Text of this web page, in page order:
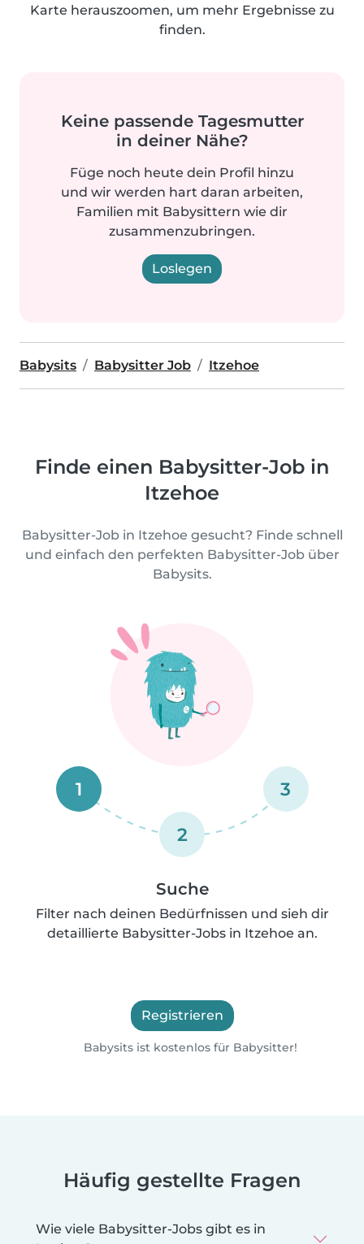
Karte herauszoomen, um mehr Ergebnisse zu
finden.
Keine passende Tagesmutter
in deiner Nähe?
Füge noch heute dein Profil hinzu
und wir werden hart daran arbeiten,
Familien mit Babysittern wie dir
zusammenzubringen.
Loslegen
Babysits Babysitter Job Itzehoe
Finde einen Babysitter-Job in
Itzehoe
Babysitter-Job in Itzehoe gesucht? Finde schnell
und einfach den perfekten Babysitter-Job über
Babysits.
1
2
3
Suche
Filter nach deinen Bedürfnissen und sieh dir
detaillierte Babysitter-Jobs in Itzehoe an.
Registrieren
Babysits ist kostenlos für Babysitter!
Häufig gestellte Fragen
Wie viele Babysitter-Jobs gibt es in